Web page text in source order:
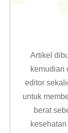
Artikel
kemudian
editor
untuk
berat